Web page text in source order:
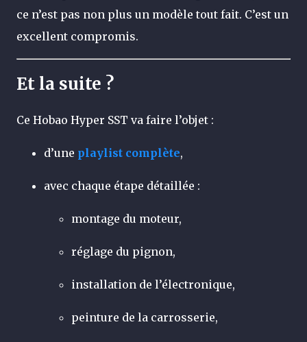
ce n’est pas non plus un modèle tout fait. C’est un
excellent compromis.
Et la suite ?
Ce Hobao Hyper SST va faire l’objet :
d’une playlist complète,
avec chaque étape détaillée :
montage du moteur,
réglage du pignon,
installation de l’électronique,
peinture de la carrosserie,